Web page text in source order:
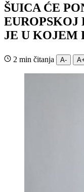
ŠUICA ĆE
JE U KOJEM
2 min čitanja A-